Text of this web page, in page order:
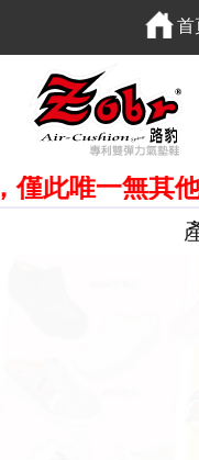
首
唯一無其他分